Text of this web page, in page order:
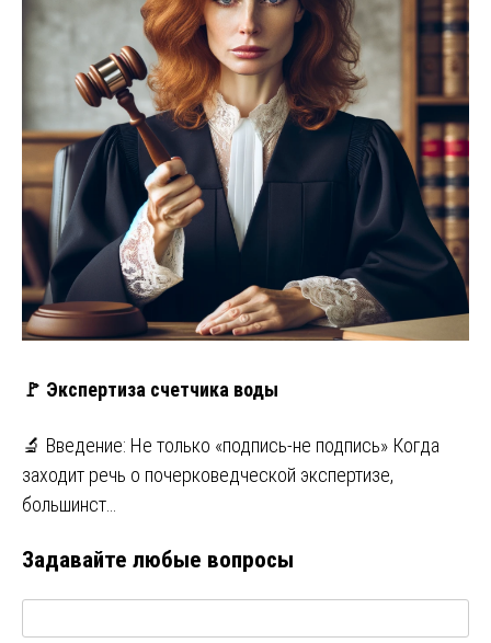
🚩 Экспертиза счетчика воды
🔬 Введение: Не только «подпись-не подпись» Когда
заходит речь о почерковедческой экспертизе,
большинст…
Задавайте любые вопросы